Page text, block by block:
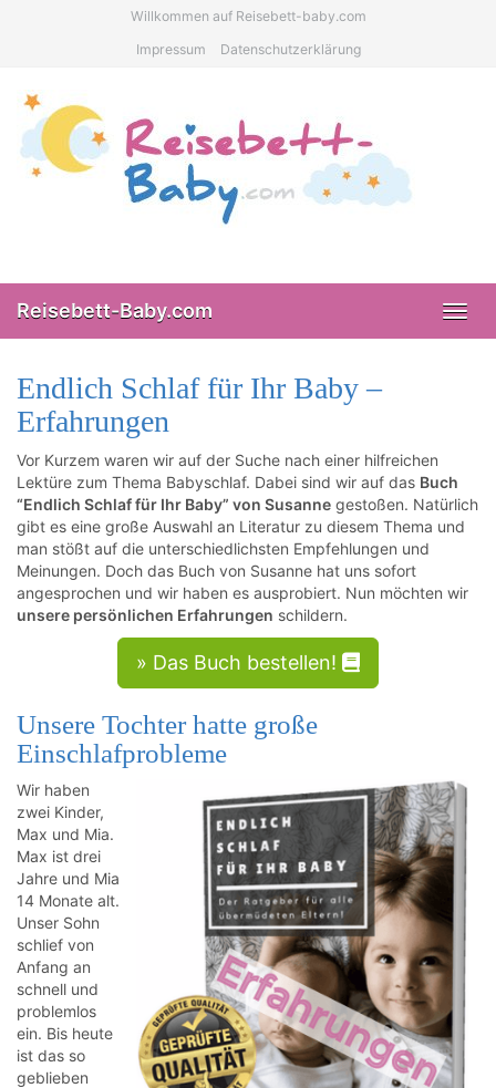
Willkommen auf Reisebett-baby.com
Impressum
Datenschutzerklärung
Reisebett-Baby.com
Endlich Schlaf für Ihr Baby –
Erfahrungen
Vor Kurzem waren wir auf der Suche nach einer hilfreichen
Lektüre zum Thema Babyschlaf. Dabei sind wir auf das Buch
“Endlich Schlaf für Ihr Baby” von Susanne gestoßen. Natürlich
gibt es eine große Auswahl an Literatur zu diesem Thema und
man stößt auf die unterschiedlichsten Empfehlungen und
Meinungen. Doch das Buch von Susanne hat uns sofort
angesprochen und wir haben es ausprobiert. Nun möchten wir
unsere persönlichen Erfahrungen schildern.
» Das Buch bestellen!
Unsere Tochter hatte große
Einschlafprobleme
Wir haben
zwei Kinder,
Max und Mia.
Max ist drei
Jahre und Mia
14 Monate alt.
Unser Sohn
schlief von
Anfang an
schnell und
problemlos
ein. Bis heute
ist das so
geblieben